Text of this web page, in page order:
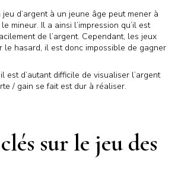
d’argent à un jeune âge peut mener à
mineur. Il a ainsi l’impression qu’il est
de l’argent. Cependant, les jeux
le hasard, il est donc impossible de gagner
est d’autant difficile de visualiser l’argent
/ gain se fait est dur à réaliser.
sur le jeu des